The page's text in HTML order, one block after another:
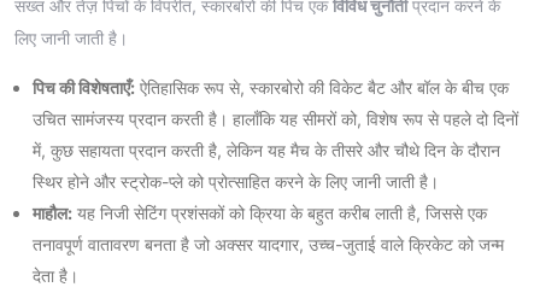
सख्त और तेज़ पिचों के विपरीत, स्कारबोरो की पिच एकविविध चुनौतीप्रदान करने के
लिए जानी जाती है।
पिच की विशेषताएँ: ऐतिहासिक रूप से, स्कारबोरो की विकेट बैट और बॉल के बीच एक
उचित सामंजस्य प्रदान करती है। हालाँकि यह सीमरों को, विशेष रूप से पहले दो दिनों
में, कुछ सहायता प्रदान करती है, लेकिन यह मैच के तीसरे और चौथे दिन के दौरान
स्थिर होने और स्ट्रोक-प्ले को प्रोत्साहित करने के लिए जानी जाती है।
माहौल: यह निजी सेटिंग प्रशंसकों को क्रिया के बहुत करीब लाती है, जिससे एक
तनावपूर्ण वातावरण बनता है जो अक्सर यादगार, उच्च-जुताई वाले क्रिकेट को जन्म
देता है।